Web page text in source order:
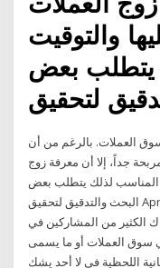
والتوقيت
يتطلب بعض
لتحقيق
العملات. بالرغم من أن
جداً، إلا أن معرفة زوج
المناسب لذلك يتطلب بعض
البحث والتدقيق لتحقيق Apr 25, 2015 · الفوائد التي من الممكن الحصول
الكثير من المشاركين في
سوق العملات أو ما يسمى
اللحظية في لا أحد يشك